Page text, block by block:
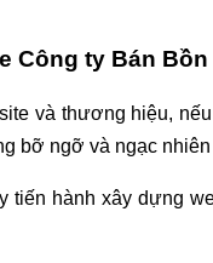
Công ty Bán
và thương hiệu,
bỡ ngỡ và ngạc
tiến hành xây dựng